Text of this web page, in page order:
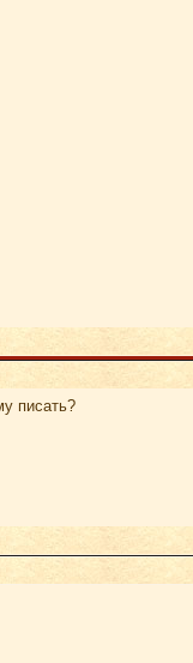
писать?